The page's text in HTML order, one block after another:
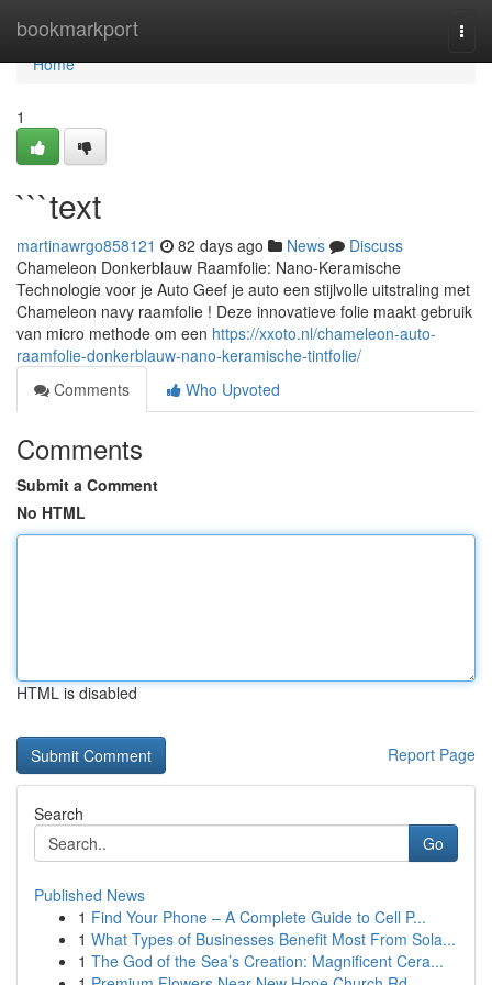
bookmarkport
Home
Home
1
```text
martinawrgo858121 82 days ago News
Discuss
Chameleon Donkerblauw Raamfolie: Nano-Keramische
Technologie voor je Auto Geef je auto een stijlvolle uitstraling met
Chameleon navy raamfolie ! Deze innovatieve folie maakt gebruik
van micro methode om een https://xxoto.nl/chameleon-auto-
raamfolie-donkerblauw-nano-keramische-tintfolie/
Comments
Who Upvoted
Comments
Submit a Comment
No HTML
HTML is disabled
Report Page
Search
Go
Published News
1 Find Your Phone – A Complete Guide to Cell P...
1 What Types of Businesses Benefit Most From Sola...
1 The God of the Sea’s Creation: Magnificent Cera...